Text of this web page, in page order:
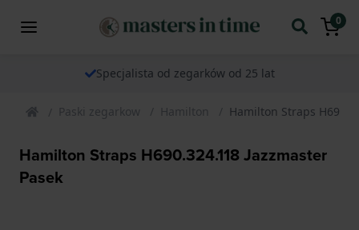
0
Specjalista od zegarków od 25 lat
Paski zegarkow Hamilton Hamilton Straps
Hamilton Straps H690.324.118 Jazzmaster
Pasek